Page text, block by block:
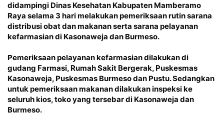
didampingi Dinas Kesehatan Kabupaten Mamberamo
Raya selama 3 hari melakukan pemeriksaan rutin sarana
distribusi obat dan makanan serta sarana pelayanan
kefarmasian di Kasonaweja dan Burmeso.
Pemeriksaan pelayanan kefarmasian dilakukan di
gudang Farmasi, Rumah Sakit Bergerak, Puskesmas
Kasonaweja, Puskesmas Burmeso dan Pustu. Sedangkan
untuk pemeriksaan makanan dilakukan inspeksi ke
seluruh kios, toko yang tersebar di Kasonaweja dan
Burmeso.